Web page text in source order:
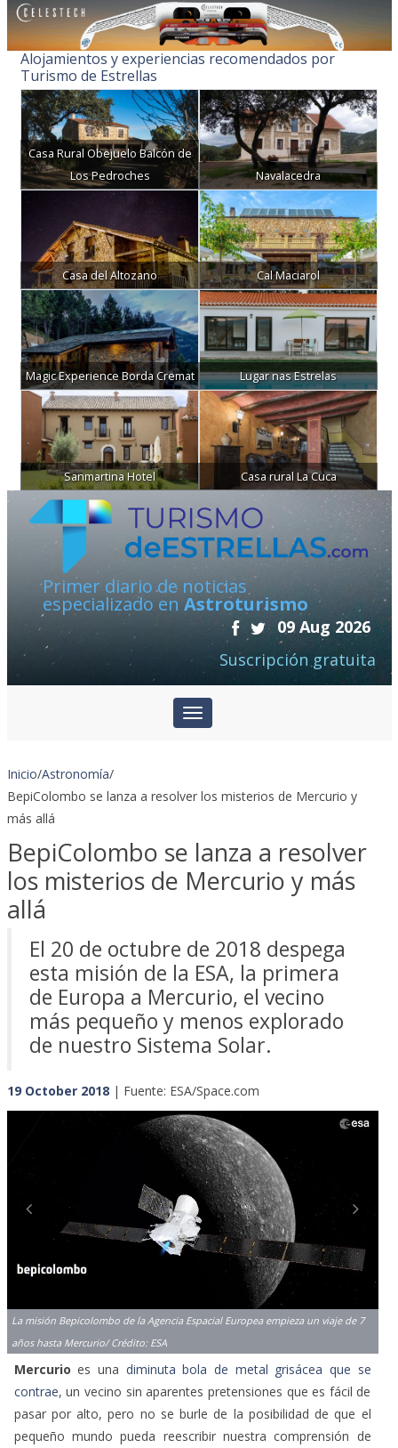
Alojamientos y experiencias recomendados por
Turismo de Estrellas
Casa Rural Obejuelo Balcón de
Los Pedroches
Navalacedra
Casa del Altozano Cal Maciarol
Magic Experience Borda Cremat Lugar nas Estrelas
Sanmartina Hotel Casa rural La Cuca
Primer diario de noticias
especializado en Astroturismo
09 Aug 2026
Suscripción gratuita
Inicio/Astronomía/
BepiColombo se lanza a resolver los misterios de Mercurio y
más allá
BepiColombo se lanza a resolver
los misterios de Mercurio y más
allá
El 20 de octubre de 2018 despega
esta misión de la ESA, la primera
de Europa a Mercurio, el vecino
más pequeño y menos explorado
de nuestro Sistema Solar.
19 October 2018| Fuente: ESA/Space.com
La misión Bepicolombo de la Agencia Espacial Europea empieza un viaje de 7
años hasta Mercurio/ Crédito: ESA
Previous Next
Mercurio es una diminuta bola de metal grisácea que se
contrae, un vecino sin aparentes pretensiones que es fácil de
pasar por alto, pero no se burle de la posibilidad de que el
pequeño mundo pueda reescribir nuestra comprensión de